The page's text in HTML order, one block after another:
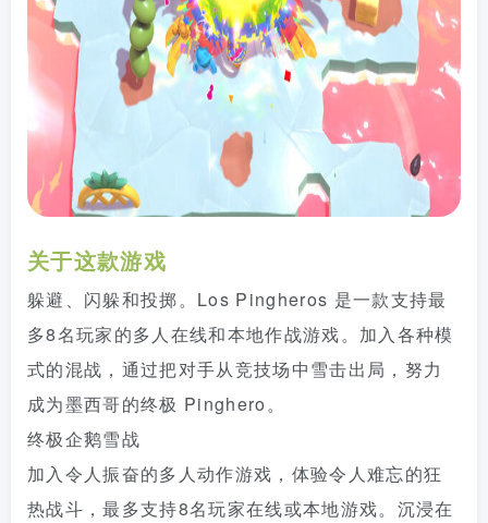
关于这款游戏
躲避、闪躲和投掷。Los Pingheros 是一款支持最
多8名玩家的多人在线和本地作战游戏。加入各种模
式的混战，通过把对手从竞技场中雪击出局，努力
成为墨西哥的终极 Pinghero。
终极企鹅雪战
加入令人振奋的多人动作游戏，体验令人难忘的狂
热战斗，最多支持8名玩家在线或本地游戏。沉浸在